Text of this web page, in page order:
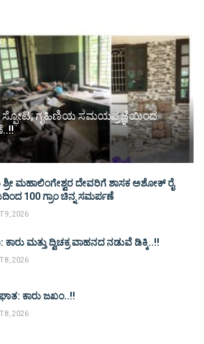
ಸ್ಫೋಟ; ಗೃಹಿಣಿಯ ಸಮಯಪ್ರಜ್ಞೆಯಿಂದ
ಶ್ರೀ ಮಹಾಲಿಂಗೇಶ್ವರ ದೇವರಿಗೆ ಶಾಸಕ ಅಶೋಕ್ ರೈ
100 ಗ್ರಾಂ ಚಿನ್ನ ಸಮರ್ಪಣೆ
9, 2026
ಕಾರು ಮತ್ತು ದ್ವಿಚಕ್ರ ವಾಹನದ ನಡುವೆ ಡಿಕ್ಕಿ..!!
8, 2026
ಕಾರು ಜಖಂ..!!
8, 2026